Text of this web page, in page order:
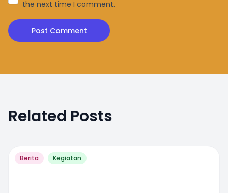
the next time I comment.
Related Posts
Berita Kegiatan